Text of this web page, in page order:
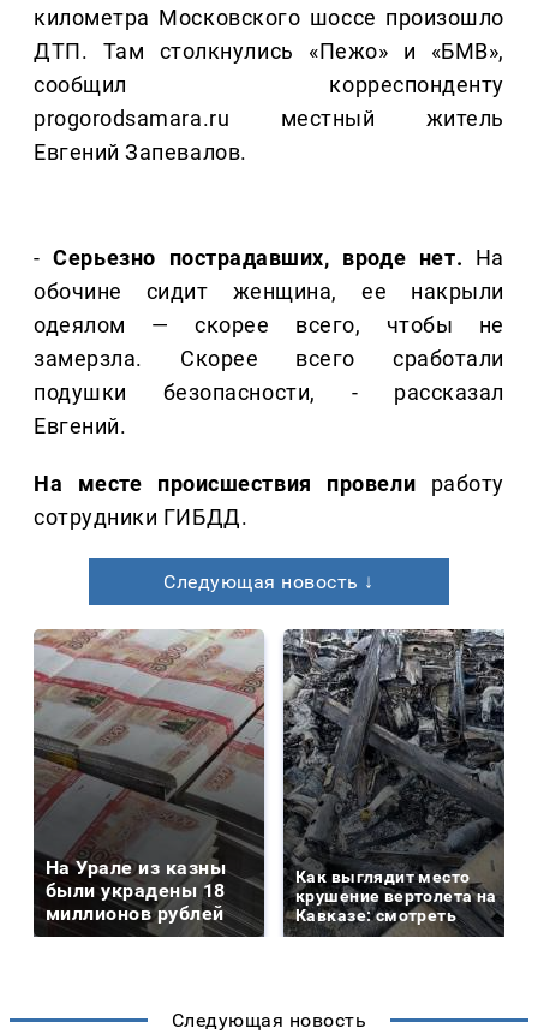
километра Московского шоссе произошло
ДТП. Там столкнулись «Пежо» и «БМВ»,
сообщил корреспонденту
progorodsamara.ru местный житель
Евгений Запевалов.
- Серьезно пострадавших, вроде нет. На
обочине сидит женщина, ее накрыли
одеялом — скорее всего, чтобы не
замерзла. Скорее всего сработали
подушки безопасности, - рассказал
Евгений.
На месте происшествия провели работу
сотрудники ГИБДД.
Следующая новость ↓
На Урале из казны
были украдены 18
миллионов рублей
Как выглядит место
крушение вертолета на
Кавказе: смотреть
Следующая новость